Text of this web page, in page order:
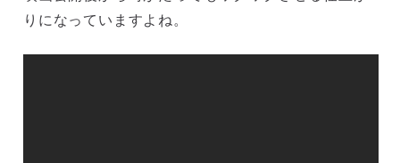
りになっていますよね。